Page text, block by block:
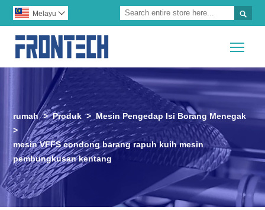

Melayu 
rumah > Produk > Mesin Pengedap Isi Borang Menegak
>
mesin VFFS condong barang rapuh kuih mesin
pembungkusan kentang